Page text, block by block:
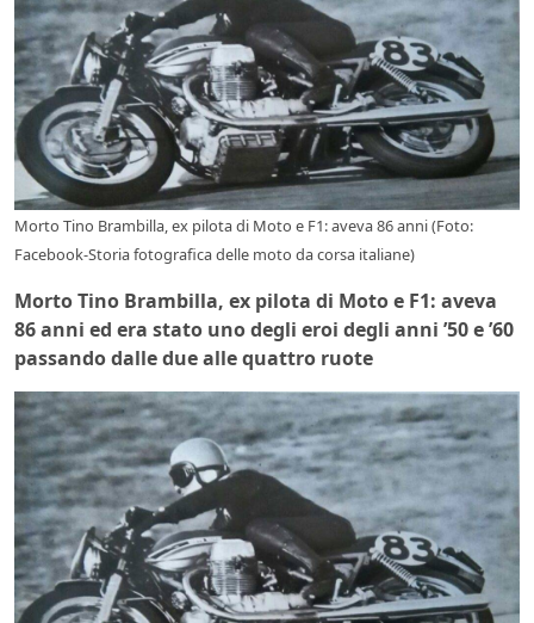
Morto Tino Brambilla, ex pilota di Moto e F1: aveva 86 anni (Foto:
Facebook-Storia fotografica delle moto da corsa italiane)
Morto Tino Brambilla, ex pilota di Moto e F1: aveva
86 anni ed era stato uno degli eroi degli anni ’50 e ’60
passando dalle due alle quattro ruote